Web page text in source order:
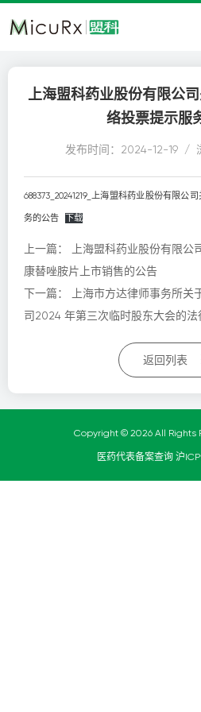
上海盟科药业股份有限公
络投票提示服
发布时间：2024-12-19 /
688373_20241219_上海盟科药业股份有限公
务的公告 下载
上一篇：
上海盟科药业股份有限
康替唑胺片上市销售的公告
下一篇：
上海市方达律师事务所
司2024 年第三次临时股东大会的法
返回列表
Copyright © 2026 All Rights
医药代表备案查询 沪